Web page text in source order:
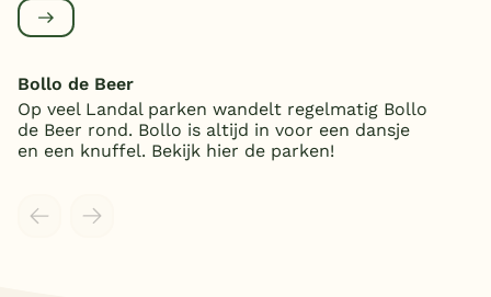
Bollo de Beer
Op veel Landal parken wandelt regelmatig Bollo
de Beer rond. Bollo is altijd in voor een dansje
en een knuffel. Bekijk hier de parken!